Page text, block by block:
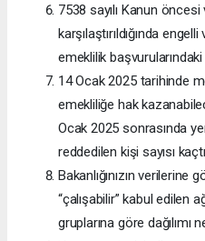
7538 sayılı Kanun
karşılaştırıldığında
emeklilik
14 Ocak 2025 tarihinde
emekliliğe hak
Ocak 2025 sonrasında
reddedilen kişi sayısı
Bakanlığınızın verilerine
“çalışabilir” kabul edilen
gruplarına göre dağılımı